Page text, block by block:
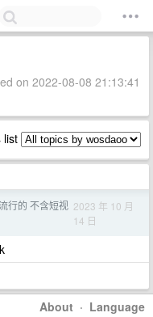
on 2022-08-08 21:13:41
list
行的 不含短视 2023 年 10 月
14 日
About · Language